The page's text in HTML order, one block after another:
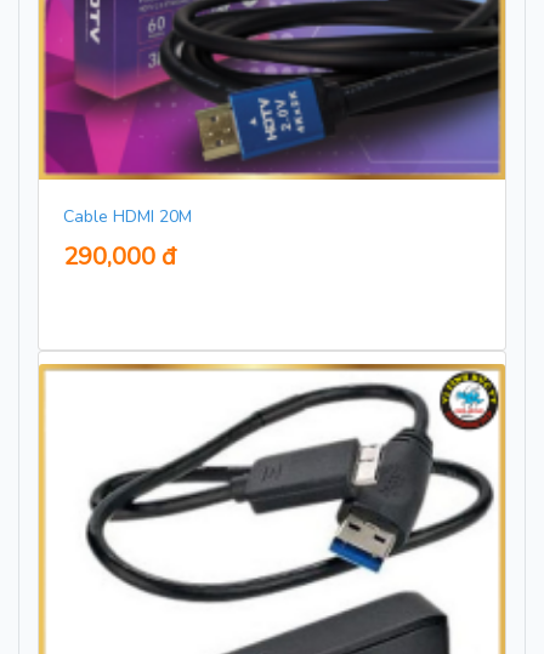
Cable HDMI 20M
290,000 đ